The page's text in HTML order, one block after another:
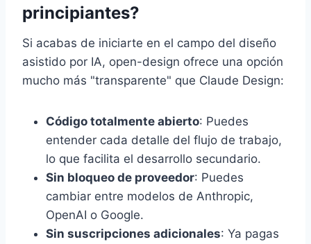
principiantes?
Si acabas de iniciarte en el campo del diseño
asistido por IA, open-design ofrece una opción
mucho más "transparente" que Claude Design:
Código totalmente abierto: Puedes
entender cada detalle del flujo de trabajo,
lo que facilita el desarrollo secundario.
Sin bloqueo de proveedor: Puedes
cambiar entre modelos de Anthropic,
OpenAI o Google.
Sin suscripciones adicionales: Ya pagas